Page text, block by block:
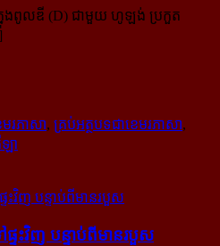
នុងពូលឌី (D) ជាមួយ ហូឡង់ ប្រកួត
រភាសា, គ្រប់អត្ថបទជាខេមរភាសា,
ា
ទះ​វិញ បន្ទាប់​ពី​មាន​របួស